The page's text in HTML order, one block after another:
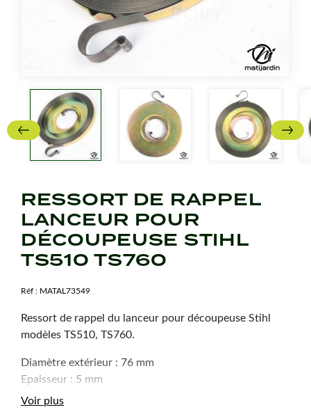
RESSORT DE RAPPEL
LANCEUR POUR
DÉCOUPEUSE STIHL
TS510 TS760
Réf : MATAL73549
Ressort de rappel du lanceur pour découpeuse Stihl
modèles TS510, TS760.
Diamètre extérieur : 76 mm
Epaisseur : 5 mm
Voir plus